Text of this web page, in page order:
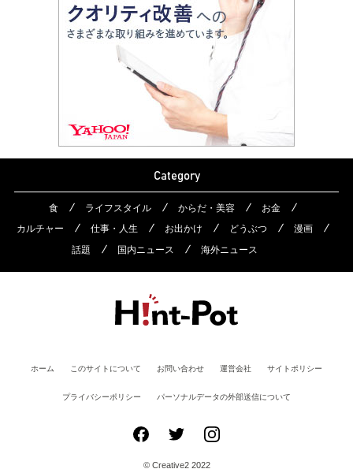
Category
食 ライフスタイル からだ・美容
お金
カルチャー
仕事・人生 お出かけ どうぶつ
漫画
話題
国内ニュース 海外ニュース
ホーム このサイトについて お問い合わせ 運営会社 サイトポリシー
プライバシーポリシー パーソナルデータの外部送信について
© Creative2 2022